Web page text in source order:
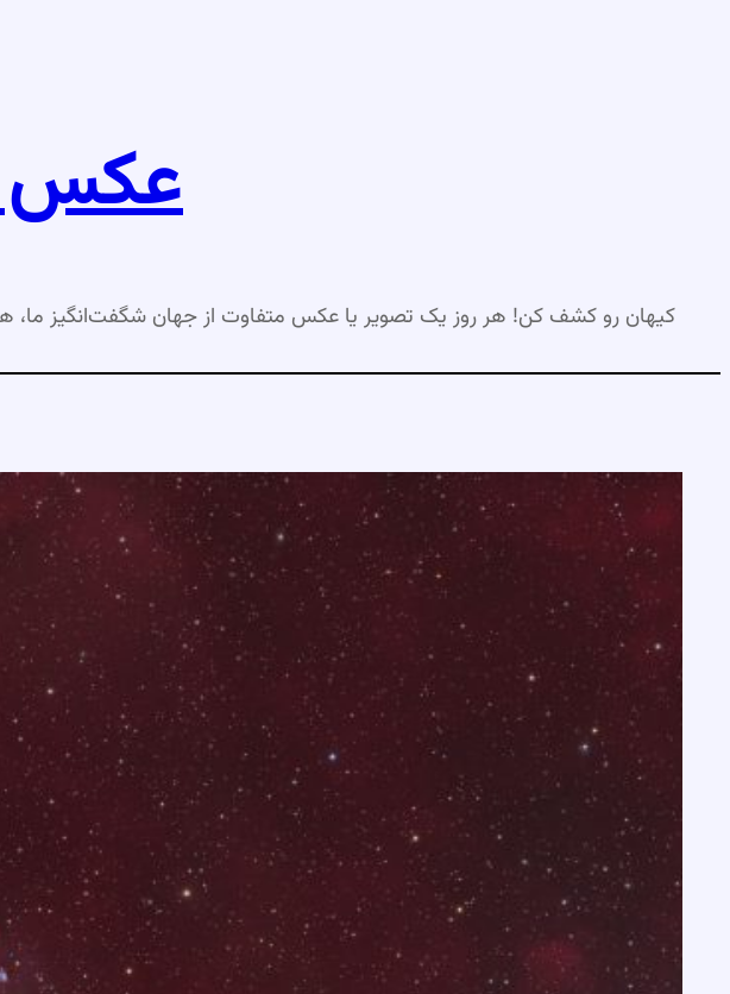
عکس
کیهان رو کشف کن! هر روز یک تصویر یا عکس متفاوت از جهان شگفت‌انگیز